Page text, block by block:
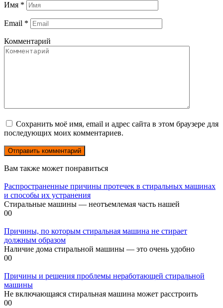
Имя *
Email *
Комментарий
Сохранить моё имя, email и адрес сайта в этом браузере для
последующих моих комментариев.
Вам также может понравиться
Распространенные причины протечек в стиральных машинах
и способы их устранения
Стиральные машины — неотъемлемая часть нашей
00
Причины, по которым стиральная машина не стирает
должным образом
Наличие дома стиральной машины — это очень удобно
00
Причины и решения проблемы неработающей стиральной
машины
Не включающаяся стиральная машина может расстроить
00